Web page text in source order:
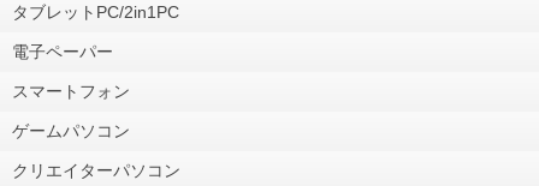
タブレットPC/2in1PC
電子ペーパー
スマートフォン
ゲームパソコン
クリエイターパソコン